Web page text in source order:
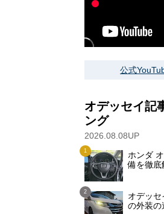
公式
オデッセイ記
ング
2026.08.08UP
ホンダ
備を徹底
オデッ
の外装の